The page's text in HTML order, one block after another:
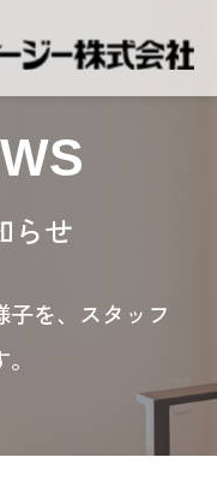
らせ
子を、スタッフ